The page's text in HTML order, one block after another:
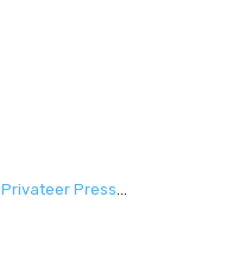
Privateer Press…